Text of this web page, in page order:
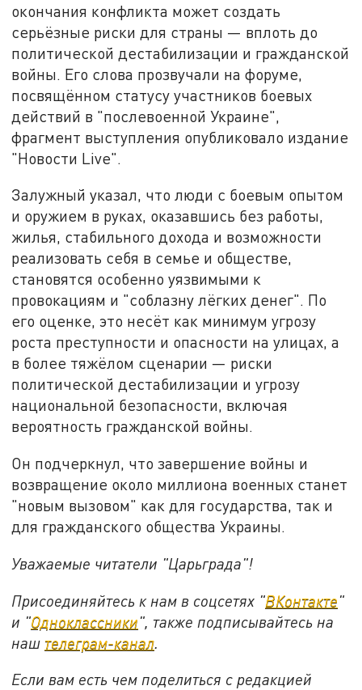
окончания конфликта может создать
серьёзные риски для страны — вплоть до
политической дестабилизации и гражданской
войны. Его слова прозвучали на форуме,
посвящённом статусу участников боевых
действий в "послевоенной Украине",
фрагмент выступления опубликовало издание
"Новости Live".
Залужный указал, что люди с боевым опытом
и оружием в руках, оказавшись без работы,
жилья, стабильного дохода и возможности
реализовать себя в семье и обществе,
становятся особенно уязвимыми к
провокациям и "соблазну лёгких денег". По
его оценке, это несёт как минимум угрозу
роста преступности и опасности на улицах, а
в более тяжёлом сценарии — риски
политической дестабилизации и угрозу
национальной безопасности, включая
вероятность гражданской войны.
Он подчеркнул, что завершение войны и
возвращение около миллиона военных станет
"новым вызовом" как для государства, так и
для гражданского общества Украины.
Уважаемые читатели "Царьграда"!
Присоединяйтесь к нам в соцсетях "ВКонтакте"
и "Одноклассники", также подписывайтесь на
наш телеграм-канал
Если вам есть чем поделиться с редакцией